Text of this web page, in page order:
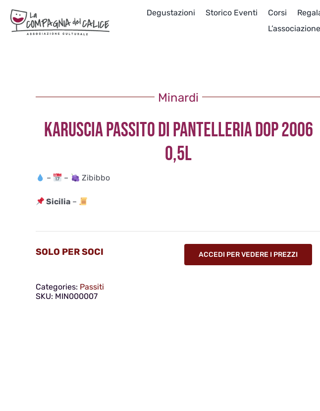
contenuto
Degustazioni Storico Eventi Corsi
L’associazione
Minardi
KARUSCIA PASSITO DI PANTELLERIA DOP 2006
0,5L
– – Zibibbo
Sicilia –
SOLO PER SOCI ACCEDI PER VEDERE I PREZZI
Categories: Passiti
SKU: MIN000007